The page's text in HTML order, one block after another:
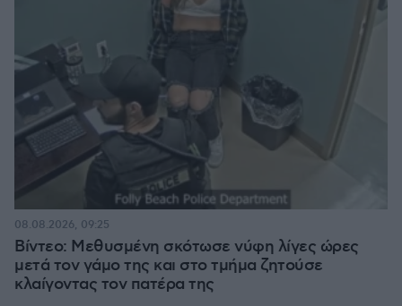
Βίντεο: Μεθυσμένη σκότωσε νύφη λίγες ώρες
μετά τον γάμο της και στο τμήμα ζητούσε
κλαίγοντας τον πατέρα της
08.08.2026, 09:25